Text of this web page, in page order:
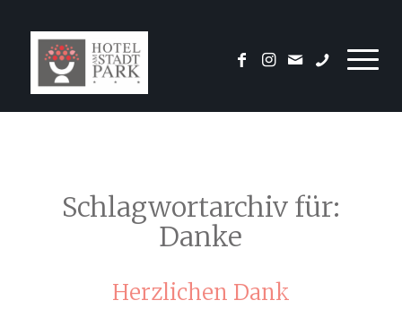
Schlagwortarchiv für:
Danke
Herzlichen Dank